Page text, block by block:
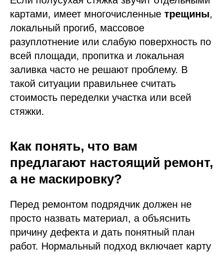
картами, имеет многочисленные трещины,
локальный прогиб, массовое
разуплотнение или слабую поверхность по
всей площади, пропитка и локальная
заливка часто не решают проблему. В
такой ситуации правильнее считать
стоимость переделки участка или всей
стяжки.
Как понять, что вам
предлагают настоящий ремонт,
а не маскировку?
Перед ремонтом подрядчик должен не
просто назвать материал, а объяснить
причину дефекта и дать понятный план
работ. Нормальный подход включает карту